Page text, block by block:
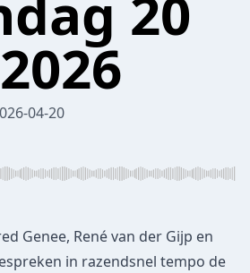
04-20
Genee, René van der Gijp en
in razendsnel tempo de